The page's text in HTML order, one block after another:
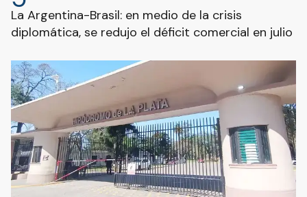
La Argentina-Brasil: en medio de la crisis
diplomática, se redujo el déficit comercial en julio